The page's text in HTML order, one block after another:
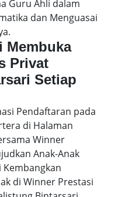
Guru Ahli dalam
dan Menguasai
Membuka
Privat
Setiap
Pendaftaran pada
di Halaman
Winner
Anak-Anak
Kembangkan
di Winner Prestasi